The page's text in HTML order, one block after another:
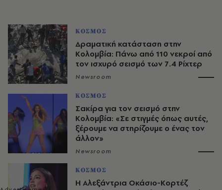
ΚΟΣΜΟΣ
Δραματική κατάσταση στην
Κολομβία: Πάνω από 110 νεκροί από
τον ισχυρό σεισμό των 7.4 Ρίχτερ
Newsroom
ΚΟΣΜΟΣ
Σακίρα για τον σεισμό στην
Κολομβία: «Σε στιγμές όπως αυτές,
ξέρουμε να στηρίζουμε ο ένας τον
άλλον»
Newsroom
ΚΟΣΜΟΣ
Η Αλεξάντρια Οκάσιο-Κορτέζ